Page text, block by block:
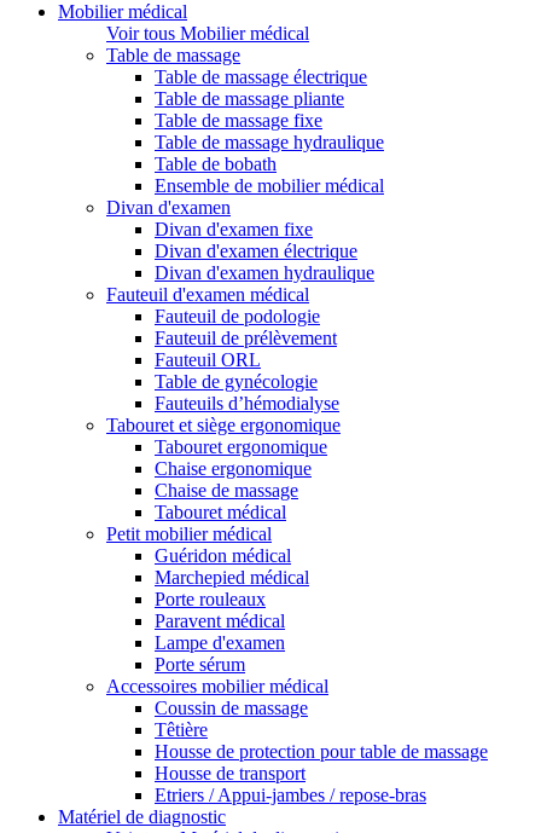
Mobilier médical
Voir tous Mobilier médical
Table de massage
Table de massage électrique
Table de massage pliante
Table de massage fixe
Table de massage hydraulique
Table de bobath
Ensemble de mobilier médical
Divan d'examen
Divan d'examen fixe
Divan d'examen électrique
Divan d'examen hydraulique
Fauteuil d'examen médical
Fauteuil de podologie
Fauteuil de prélèvement
Fauteuil ORL
Table de gynécologie
Fauteuils d’hémodialyse
Tabouret et siège ergonomique
Tabouret ergonomique
Chaise ergonomique
Chaise de massage
Tabouret médical
Petit mobilier médical
Guéridon médical
Marchepied médical
Porte rouleaux
Paravent médical
Lampe d'examen
Porte sérum
Accessoires mobilier médical
Coussin de massage
Têtière
Housse de protection pour table de massage
Housse de transport
Etriers / Appui-jambes / repose-bras
Matériel de diagnostic